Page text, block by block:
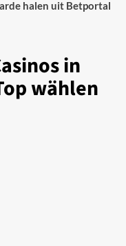
halen uit Betportal
in
wählen